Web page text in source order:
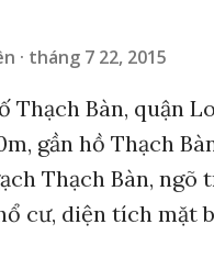
MIỄN PHÍ
BIÊN.
tháng 7 22, 2015
Thạch Bàn, quận
gần hồ Thạch
Thạch Bàn,
cư, diện tích mặt